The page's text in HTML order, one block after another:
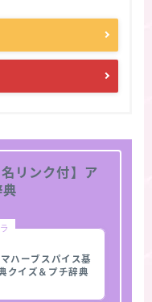
リンク付】ア
典
ハーブスパイス基
クイズ＆プチ辞典